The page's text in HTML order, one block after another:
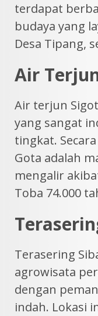
terdapat
budaya yang
Desa Tipang,
Air
Air terjun
yang sangat
tingkat.
Gota adalah
mengalir
Toba 74.000
Terasering
agrowisata
dengan
indah. Lokasi